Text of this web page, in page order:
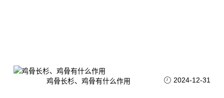
鸡骨长杉、鸡骨有什么作用 2024-12-31